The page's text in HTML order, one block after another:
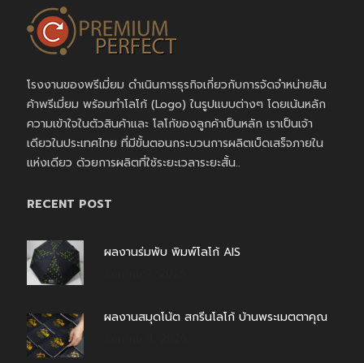
โรงงานของพรีเมี่ยม ดำเนินการธุรกิจเกี่ยวกับการจัดจำหน่ายสิน
ค้าพรีเมี่ยม พร้อมทำโลโก้ (Logo) ในรูปแบบต่างๆ โดยเน้นหลัก
ความเข้าใจในตัวสินค้าและ โลโก้ของลูกค้าเป็นหลัก เราเป็นเจ้า
เดียวในประเทศไทย ที่มีขั้นตอนกระบวนการผลิตเบ็ดเสร็จภายใน
แห่งเดียว ด้วยการผลิตที่ใช้ระยะเวลาระยะสั้น..
RECENT POST
ผลงานร่มพับ พิมพ์โลโก้ AIS
ผลงานสมุดโน้ต สกรีนโลโก้ บ้านพระเมตตาคุณ